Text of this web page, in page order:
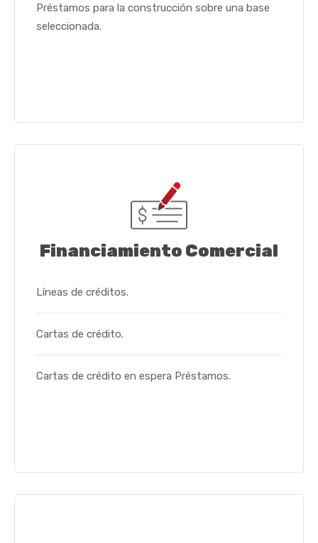
Préstamos para la construcción sobre una base
seleccionada.
Financiamiento Comercial
Líneas de créditos.
Cartas de crédito.
Cartas de crédito en espera Préstamos.